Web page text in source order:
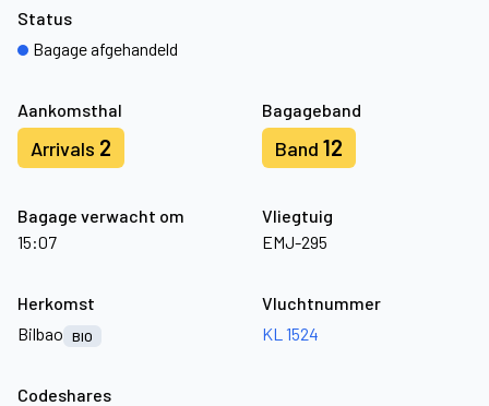
Aankomsthal
Arrivals 2
Bagageband
Band 12
Bagage verwacht om
15:07
Vliegtuig
EMJ-295
Status
Bagage afgehandeld
Herkomst
Bilbao
BIO
Vluchtnummer
KL 1524
Codeshares